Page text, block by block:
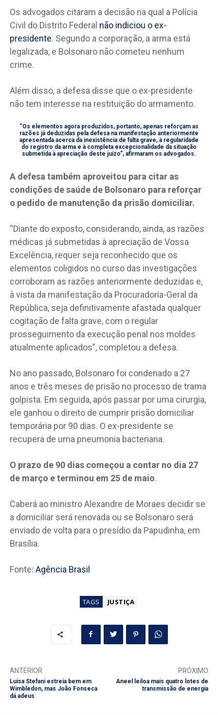
Os advogados citaram a decisão na qual a Polícia
Civil do Distrito Federal não indiciou o ex-
presidente. Segundo a corporação, a arma está
legalizada, e Bolsonaro não cometeu nenhum
crime.
Além disso, a defesa disse que o ex-presidente
não tem interesse na restituição do armamento.
“Os elementos agora produzidos, portanto, apenas reforçam as
razões já deduzidas pela defesa na manifestação anteriormente
apresentada acerca da inexistência de falta grave, à regularidade
do registro da arma e à completa excepcionalidade da situação
submetida à apreciação deste juízo”, afirmaram os advogados.
A defesa também aproveitou para citar as
condições de saúde de Bolsonaro para reforçar
o pedido de manutenção da prisão domiciliar.
“Diante do exposto, considerando, ainda, as razões
médicas já submetidas à apreciação de Vossa
Excelência, requer seja reconhecido que os
elementos coligidos no curso das investigações
corroboram as razões anteriormente deduzidas e,
à vista da manifestação da Procuradoria-Geral da
República, seja definitivamente afastada qualquer
cogitação de falta grave, com o regular
prosseguimento da execução penal nos moldes
atualmente aplicados”, completou a defesa.
No ano passado, Bolsonaro foi condenado a 27
anos e três meses de prisão no processo de trama
golpista. Em seguida, após passar por uma cirurgia,
ele ganhou o direito de cumprir prisão domiciliar
temporária por 90 dias. O ex-presidente se
recupera de uma pneumonia bacteriana.
O prazo de 90 dias começou a contar no dia 27
de março e terminou em 25 de maio.
Caberá ao ministro Alexandre de Moraes decidir se
a domiciliar será renovada ou se Bolsonaro será
enviado de volta para o presídio da Papudinha, em
Brasília.
Fonte: Agência Brasil
TAGS JUSTIÇA
ANTERIOR
Luisa Stefani estreia bem em
Wimbledon, mas João Fonseca
dá adeus
PRÓXIMO
Aneel leiloa mais quatro lotes de
transmissão de energia